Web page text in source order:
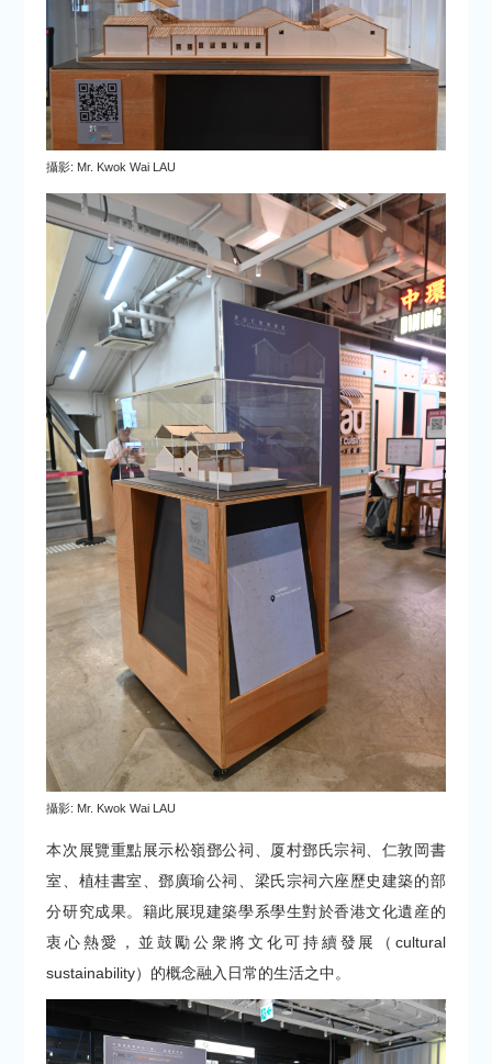
攝影: Mr. Kwok Wai LAU
攝影: Mr. Kwok Wai LAU
本次展覽重點展示松嶺鄧公祠、厦村鄧氏宗祠、仁敦岡書
室、植桂書室、鄧廣瑜公祠、梁氏宗祠六座歷史建築的部
分研究成果。籍此展現建築學系學生對於香港文化遺産的
衷心熱愛，並鼓勵公衆將文化可持續發展（cultural
sustainability）的概念融入日常的生活之中。